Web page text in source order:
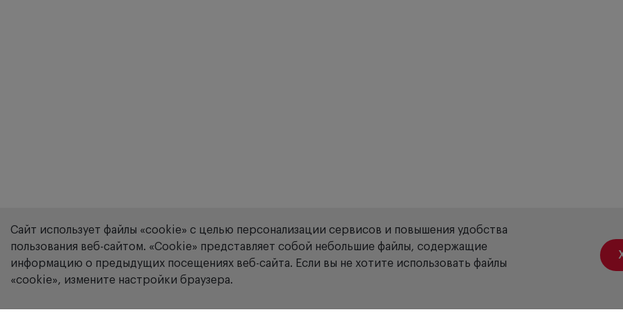
Сайт использует файлы «cookie» с целью персонализации сервисов и повышения удобства
пользования веб-сайтом. «Сookie» представляет собой небольшие файлы, содержащие
информацию о предыдущих посещениях веб-сайта. Если вы не хотите использовать файлы
«cookie», измените настройки браузера.